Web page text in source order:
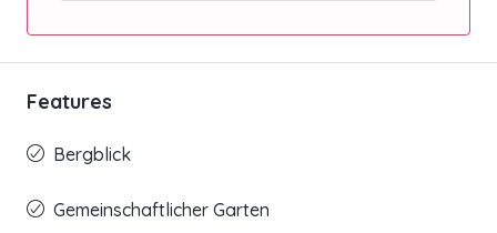
Features
Bergblick
Gemeinschaftlicher Garten